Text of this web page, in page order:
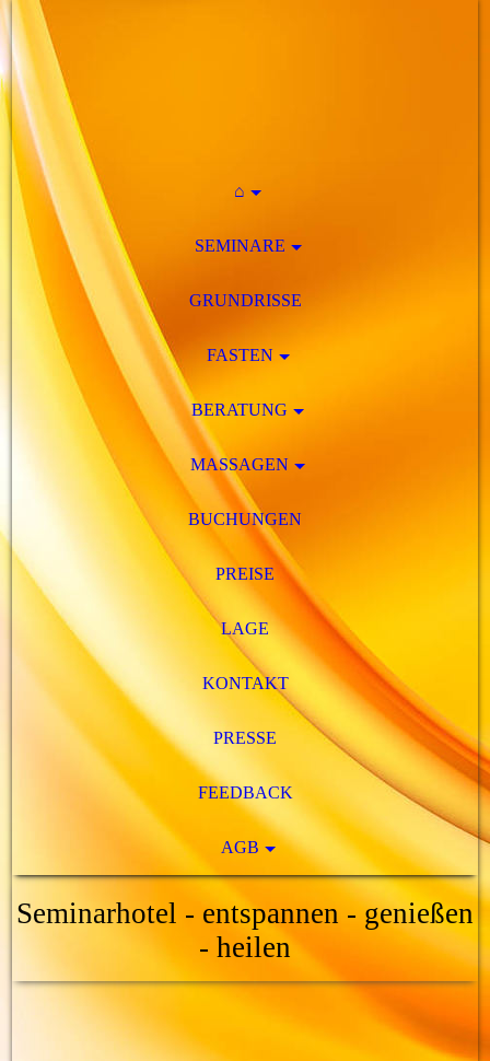
⌂
SEMINARE
GRUNDRISSE
FASTEN
BERATUNG
MASSAGEN
BUCHUNGEN
PREISE
LAGE
KONTAKT
PRESSE
FEEDBACK
AGB
Seminarhotel - entspannen - genießen
- heilen